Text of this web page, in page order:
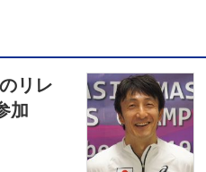
リレ
加